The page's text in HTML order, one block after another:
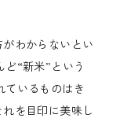
わからないとい
“新米”という
ているものはき
を目印に美味し